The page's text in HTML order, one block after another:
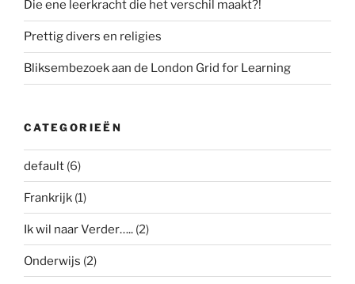
Die ene leerkracht die het verschil maakt?!
Prettig divers en religies
Bliksembezoek aan de London Grid for Learning
CATEGORIEËN
default (6)
Frankrijk (1)
Ik wil naar Verder….. (2)
Onderwijs (2)